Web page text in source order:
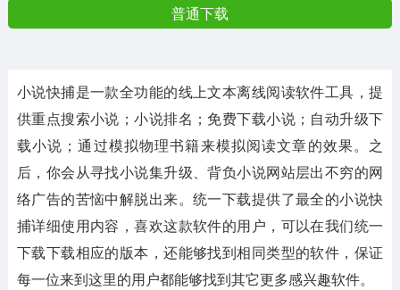
系统工具 其它应用
普通下载
小说快捕是一款全功能的线上文本离线阅读软件工具，提
供重点搜索小说；小说排名；免费下载小说；自动升级下
载小说；通过模拟物理书籍来模拟阅读文章的效果。之
后，你会从寻找小说集升级、背负小说网站层出不穷的网
络广告的苦恼中解脱出来。统一下载提供了最全的小说快
捕详细使用内容，喜欢这款软件的用户，可以在我们统一
下载下载相应的版本，还能够找到相同类型的软件，保证
每一位来到这里的用户都能够找到其它更多感兴趣软件。